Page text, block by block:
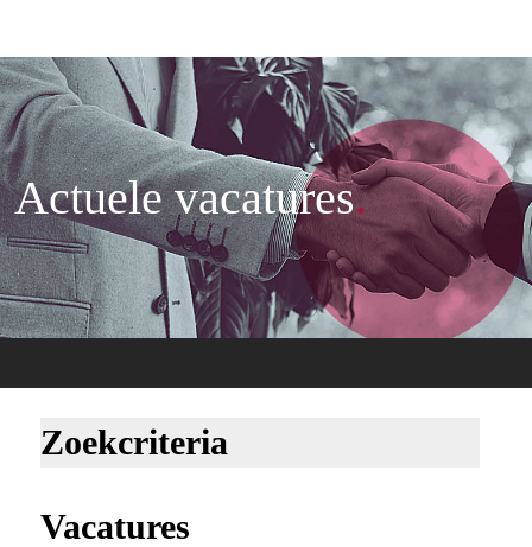
Actuele vacatures.
Zoekcriteria
Vacatures